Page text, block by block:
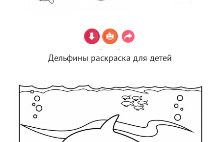
Дельфины раскраска для детей